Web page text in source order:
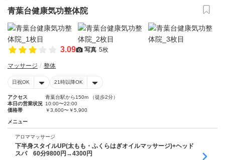
青葉台健康気功整体院
3.09 写真 5枚
マッサージ 整体
日祝OK 21時以降OK
アクセス
青葉台駅から150m （徒歩2分）
本日の営業状況 10:00〜22:00
価格帯
￥3,600〜￥5,900
メニュー
アロママッサージ
下半身スタイルUP(太もも・ふくらはぎオイルマッサージ)+ヘッド
スパ 60分9800円→4300円